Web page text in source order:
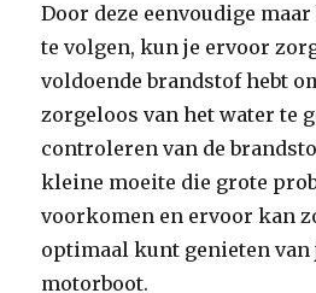
Door deze eenvoudige
te volgen, kun je ervoor
voldoende brandstof hebt
zorgeloos van het water te
controleren van de
kleine moeite die grote
voorkomen en ervoor kan
optimaal kunt genieten van
motorboot.